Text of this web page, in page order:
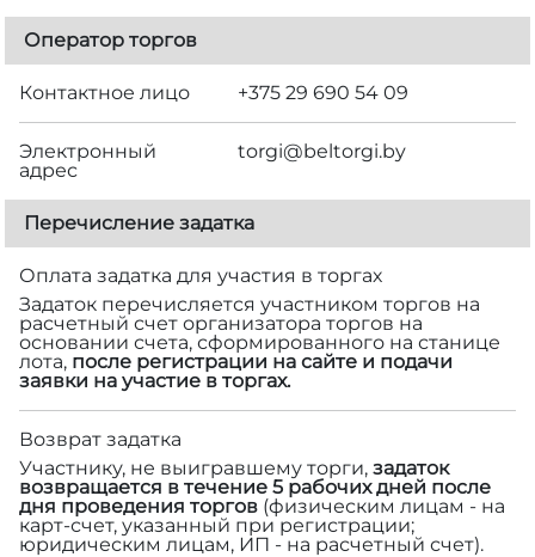
Оператор торгов
Контактное лицо +375 29 690 54 09
Электронный
адрес
torgi@beltorgi.by
Перечисление задатка
Оплата задатка для участия в торгах
Задаток перечисляется участником торгов на
расчетный счет организатора торгов на
основании счета, сформированного на станице
лота, после регистрации на сайте и подачи
заявки на участие в торгах.
Возврат задатка
Участнику, не выигравшему торги, задаток
возвращается в течение 5 рабочих дней после
дня проведения торгов (физическим лицам - на
карт-счет, указанный при регистрации;
юридическим лицам, ИП - на расчетный счет).